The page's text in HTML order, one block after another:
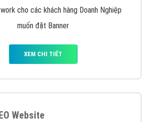
cho các khách hàng Doanh Nghiệp
muốn đặt Banner
XEM CHI TIẾT
Website